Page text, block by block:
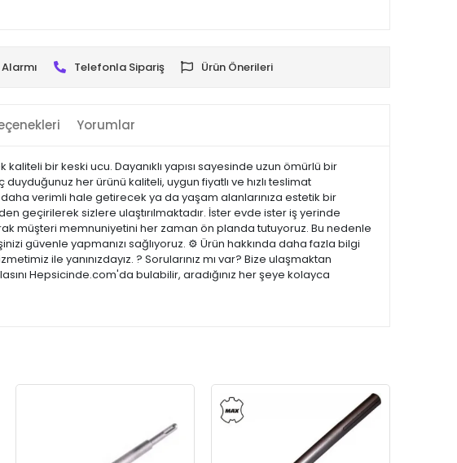
Telefonla Sipariş Ürün Önerileri
Yorumlar
bir keski ucu. Dayanıklı yapısı sayesinde uzun ömürlü bir
her ürünü kaliteli, uygun fiyatlı ve hızlı teslimat
verimli hale getirecek ya da yaşam alanlarınıza estetik bir
geçirilerek sizlere ulaştırılmaktadır. İster evde ister iş yerinde
müşteri memnuniyetini her zaman ön planda tutuyoruz. Bu nedenle
güvenle yapmanızı sağlıyoruz. ⚙️ Ürün hakkında daha fazla bilgi
ile yanınızdayız. ? Sorularınız mı var? Bize ulaşmaktan
Hepsicinde.com'da bulabilir, aradığınız her şeye kolayca